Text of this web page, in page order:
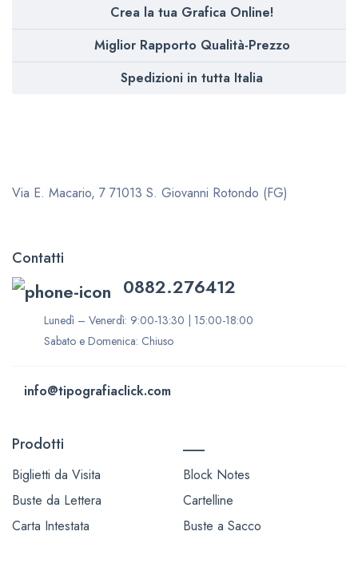
Crea la tua Grafica Online!
Miglior Rapporto Qualità-Prezzo
Spedizioni in tutta Italia
Via E. Macario, 7 71013 S. Giovanni Rotondo (FG)
Contatti
0882.276412
Lunedì – Venerdì: 9:00-13:30 | 15:00-18:00
Sabato e Domenica: Chiuso
info@tipografiaclick.com
Prodotti
Biglietti da Visita
Buste da Lettera
Carta Intestata
Block Notes
Cartelline
Buste a Sacco